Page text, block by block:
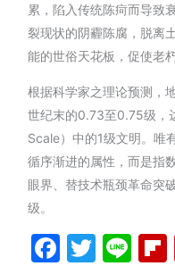
累，陷入传统陈疴而导致
裂现状的阴霾陈腐，脱离
能的世俗天花板，促使老
根据科学家之理论预测，
世纪末的0.73至0.75级，
Scale）中的1级文明。唯
循序渐进的属性，而是指
眼界、替技术瓶颈革命突
级。